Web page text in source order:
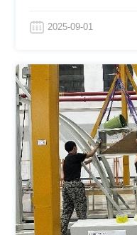
性，以及结构体系的可靠性。
2025-09-01